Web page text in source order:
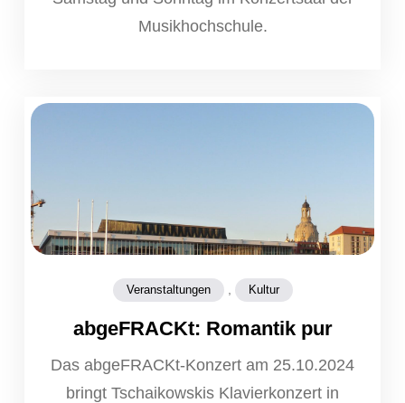
Musikhochschule.
Veranstaltungen , Kultur
abgeFRACKt: Romantik pur
Das abgeFRACKt-Konzert am 25.10.2024
bringt Tschaikowskis Klavierkonzert in